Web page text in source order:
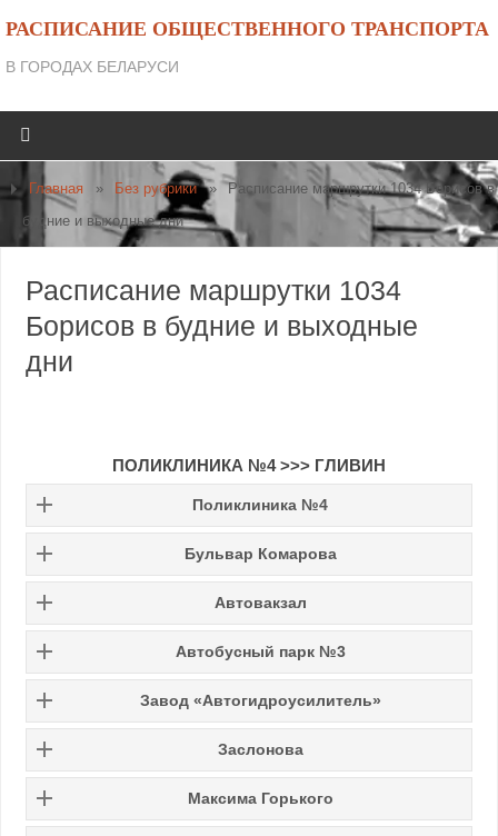
РАСПИСАНИЕ ОБЩЕСТВЕННОГО ТРАНСПОРТА
В ГОРОДАХ БЕЛАРУСИ
Главная » Без рубрики »
Расписание маршрутки 1034 Борисов в
будние и выходные дни
Расписание маршрутки 1034
Борисов в будние и выходные
дни
ПОЛИКЛИНИКА №4 >>> ГЛИВИН
Поликлиника №4
Бульвар Комарова
Автовакзал
Автобусный парк №3
Завод «Автогидроусилитель»
Заслонова
Максима Горького